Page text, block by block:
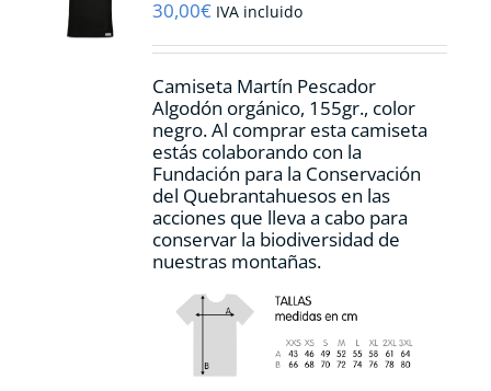
la
de
producto
30,00€ IVA incluido
Camiseta Martín Pescador
Algodón orgánico, 155gr., color
negro. Al comprar esta camiseta
estás colaborando con la
Fundación para la Conservación
del Quebrantahuesos en las
acciones que lleva a cabo para
conservar la biodiversidad de
nuestras montañas.